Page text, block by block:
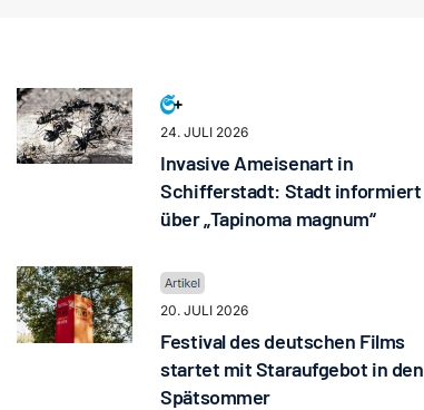
24. JULI 2026
Invasive Ameisenart in
Schifferstadt: Stadt informiert
über „Tapinoma magnum“
20. JULI 2026
Festival des deutschen Films
startet mit Staraufgebot in den
Spätsommer